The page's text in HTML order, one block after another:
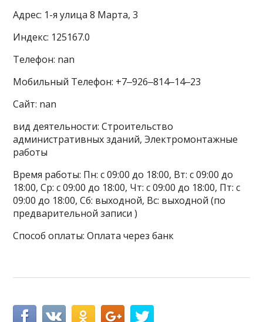
Адрес: 1-я улица 8 Марта, 3
Индекс: 125167.0
Телефон: nan
Мобильный Телефон: +7‒926‒814‒14‒23
Сайт: nan
вид деятельности: Строительство
административных зданий, Электромонтажные
работы
Время работы: Пн: с 09:00 до 18:00, Вт: с 09:00 до
18:00, Ср: с 09:00 до 18:00, Чт: с 09:00 до 18:00, Пт: с
09:00 до 18:00, Сб: выходной, Вс: выходной (по
предварительной записи )
Способ оплаты: Оплата через банк